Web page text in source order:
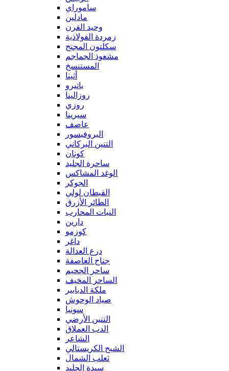
ساموراي
مادلين
وحيد القرن
زمردة الفولاذية
سكلتون المجنح
مشعوذ الجماجم
المستنسخ
أثينا
ياتيرو
روزالينا
روزي
سيرينا
عاصف
البروفيسور
التنين البركاني
كونان
ساحرة الجليد
الوغد المشاكس
الجوكر
القبطان لولي
الطائر الأزرق
النبات المحارب
دارين
كوزمو
داغر
درع العدالة
جناح العاصفة
ساحر الجحيم
الساحر المخيف
ملكة الدبابير
صياد الوحوش
سونيا
التنين الأرضي
الدب العملاق
الشاعر
الشبح الكريستالي
ثعلب الشمال
سيدة الجليد